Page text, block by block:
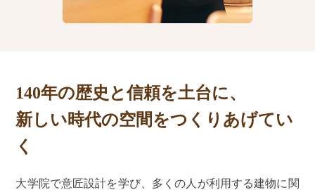
140年の歴史と信頼を土台に、
新しい時代の空間をつくりあげてい
く
大学院で意匠設計を学び、多くの人が利用する建物に関